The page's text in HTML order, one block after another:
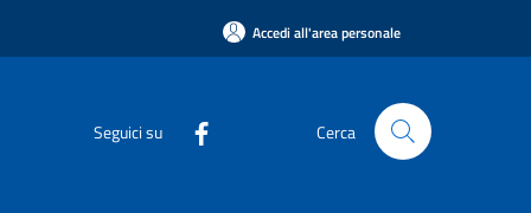
Accedi all'area personale
Seguici su Cerca